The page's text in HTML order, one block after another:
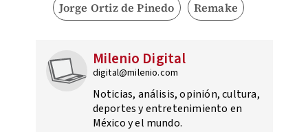
Jorge Ortiz de Pinedo Remake
Milenio Digital
digital@milenio.com
Noticias, análisis, opinión, cultura,
deportes y entretenimiento en
México y el mundo.